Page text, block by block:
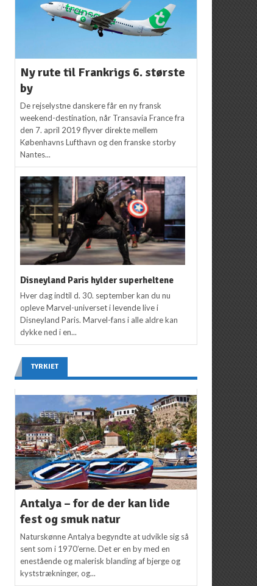
Ny rute til Frankrigs 6. største
by
De rejselystne danskere får en ny fransk
weekend-destination, når Transavia France fra
den 7. april 2019 flyver direkte mellem
Københavns Lufthavn og den franske storby
Nantes...
Disneyland Paris hylder superheltene
Hver dag indtil d. 30. september kan du nu
opleve Marvel-universet i levende live i
Disneyland Paris. Marvel-fans i alle aldre kan
dykke ned i en...
TYRKIET
Antalya – for de der kan lide
fest og smuk natur
Naturskønne Antalya begyndte at udvikle sig så
sent som i 1970’erne. Det er en by med en
enestående og malerisk blanding af bjerge og
kyststrækninger, og...